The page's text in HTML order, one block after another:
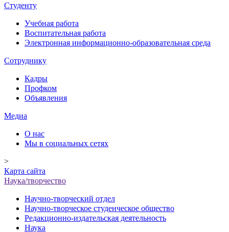
Студенту
Учебная работа
Воспитательная работа
Электронная информационно-образовательная среда
Сотруднику
Кадры
Профком
Объявления
Медиа
О нас
Мы в социальных сетях
>
Карта сайта
Наука/творчество
Научно-творческий отдел
Научно-творческое студенческое общество
Редакционно-издательская деятельность
Наука